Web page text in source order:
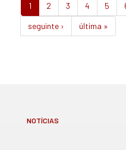
EDUCAÇÃO
1 2 3 4 5
seguinte ›
última »
NOTÍCIAS